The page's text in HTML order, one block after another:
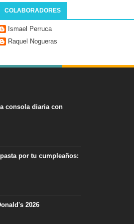
COLABORADORES
Ismael Perruca
Raquel Nogueras
consola diaria con
por tu cumpleaños:
2026